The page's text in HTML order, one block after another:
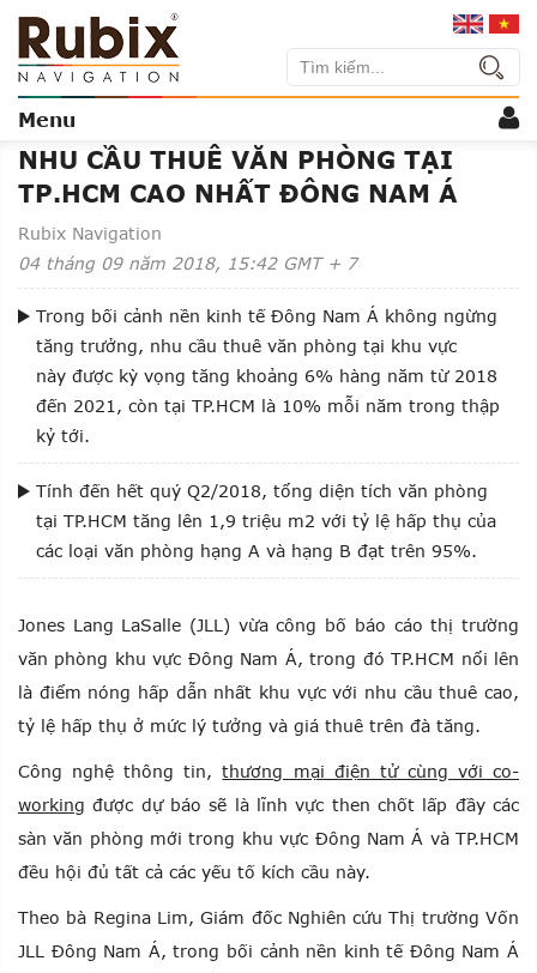
NHU CẦU THUÊ VĂN PHÒNG TẠI
TP.HCM CAO NHẤT ĐÔNG NAM Á
Rubix Navigation
04 tháng 09 năm 2018, 15:42GMT + 7
Trong bối cảnh nền kinh tế Đông Nam Á không ngừng
tăng trưởng, nhu cầu thuê văn phòng tại khu vực
này được kỳ vọng tăng khoảng 6% hàng năm từ 2018
đến 2021, còn tại TP.HCM là 10% mỗi năm trong thập
kỷ tới.
Tính đến hết quý Q2/2018, tổng diện tích văn phòng
tại TP.HCM tăng lên 1,9 triệu m2 với tỷ lệ hấp thụ của
các loại văn phòng hạng A và hạng B đạt trên 95%.
Jones Lang LaSalle (JLL) vừa công bố báo cáo thị trường
văn phòng khu vực Đông Nam Á, trong đó TP.HCM nổi lên
là điểm nóng hấp dẫn nhất khu vực với nhu cầu thuê cao,
tỷ lệ hấp thụ ở mức lý tưởng và giá thuê trên đà tăng.
Công nghệ thông tin,thương mại điện tử cùng với co-
working được dự báo sẽ là lĩnh vực then chốt lấp đầy các
sàn văn phòng mới trong khu vực Đông Nam Á và TP.HCM
đều hội đủ tất cả các yếu tố kích cầu này.
Theo bà Regina Lim, Giám đốc Nghiên cứu Thị trường Vốn
JLL Đông Nam Á, trong bối cảnh nền kinh tế Đông Nam Á